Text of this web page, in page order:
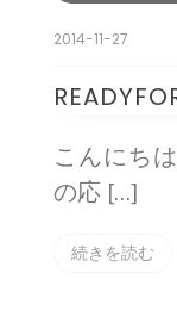
2014-11-27
こんにち
の応 […]
続きを読む